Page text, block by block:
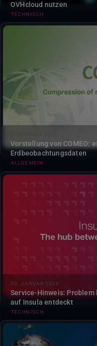
OVHcloud nutzen
TECHNISCH
Die Beta-Testversion
Of Models & Earth
Vorstellung von COMEO:
Erdbeobachtungsdaten
ALLGEMEIN
Insulabeeinträchtigt,
Team untersucht aktiv
30. JANUAR 2026
Service-Hinweis: Problem
auf Insula entdeckt
TECHNISCH